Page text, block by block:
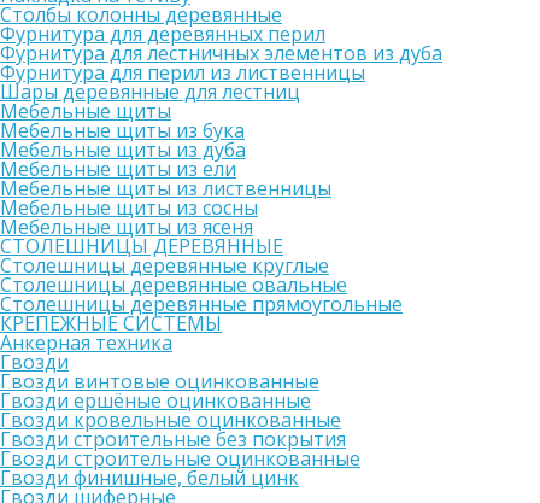
Столбы колонны деревянные
Фурнитура для деревянных перил
Фурнитура для лестничных элементов из дуба
Фурнитура для перил из лиственницы
Шары деревянные для лестниц
Мебельные щиты
Мебельные щиты из бука
Мебельные щиты из дуба
Мебельные щиты из ели
Мебельные щиты из лиственницы
Мебельные щиты из сосны
Мебельные щиты из ясеня
СТОЛЕШНИЦЫ ДЕРЕВЯННЫЕ
Столешницы деревянные круглые
Столешницы деревянные овальные
Столешницы деревянные прямоугольные
КРЕПЕЖНЫЕ СИСТЕМЫ
Анкерная техника
Гвозди
Гвозди винтовые оцинкованные
Гвозди ершёные оцинкованные
Гвозди кровельные оцинкованные
Гвозди строительные без покрытия
Гвозди строительные оцинкованные
Гвозди финишные, белый цинк
Гвозди шиферные